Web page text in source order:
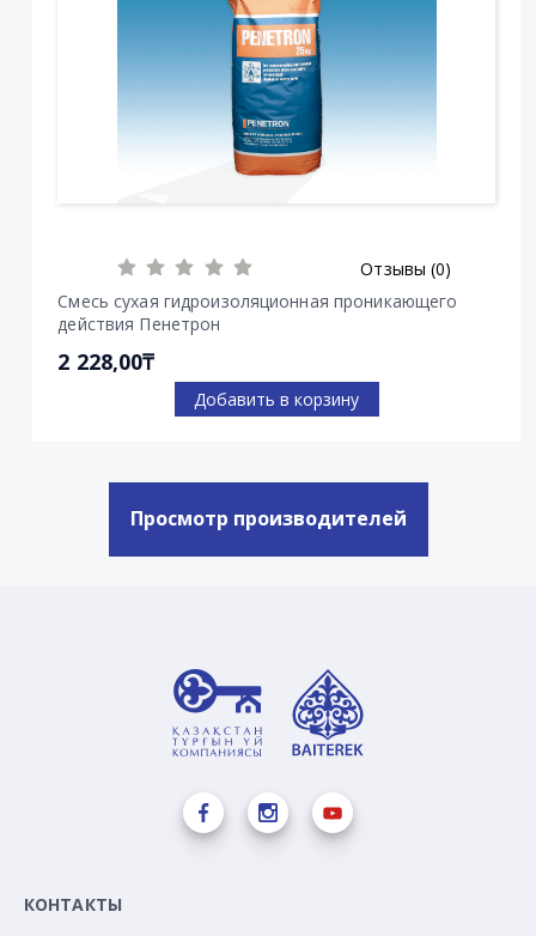
Отзывы (0)
Смесь сухая гидроизоляционная проникающего
действия Пенетрон
2 228,00₸
Добавить в корзину
Просмотр производителей
КОНТАКТЫ